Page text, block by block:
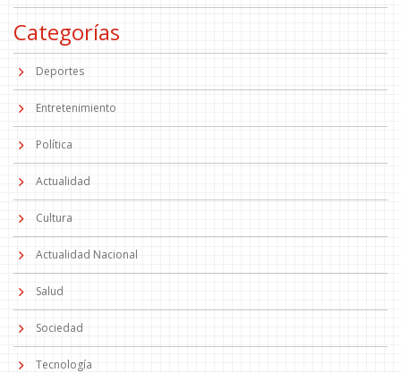
Categorías
Deportes
Entretenimiento
Política
Actualidad
Cultura
Actualidad Nacional
Salud
Sociedad
Tecnología